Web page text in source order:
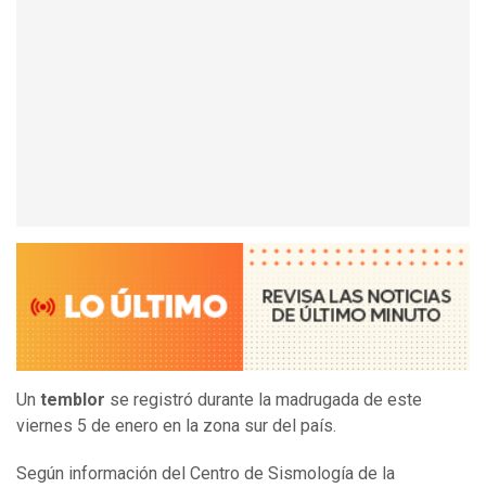
Un temblor se registró durante la madrugada de este
viernes 5 de enero en la zona sur del país.
Según información del Centro de Sismología de la